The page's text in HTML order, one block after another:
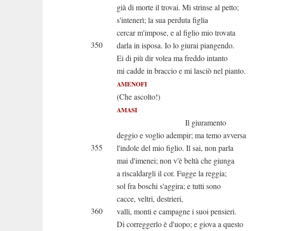
già di morte il trovai. Mi strinse al petto;
s'intenerì; la sua perduta figlia
cercar m'impose, e al figlio mio trovata
350
darla in isposa. Io lo giurai piangendo.
Ei di più dir volea ma freddo intanto
mi cadde in braccio e mi lasciò nel pianto.
AMENOFI
(Che ascolto!)
AMASI
Il giuramento
deggio e voglio adempir; ma temo avversa
355
l'indole del mio figlio. Il sai, non parla
mai d'imenei; non v'è beltà che giunga
a riscaldargli il cor. Fugge la reggia;
sol fra boschi s'aggira; e tutti sono
cacce, veltri, destrieri,
360
valli, monti e campagne i suoi pensieri.
Di correggerlo è d'uopo; e giova a questo